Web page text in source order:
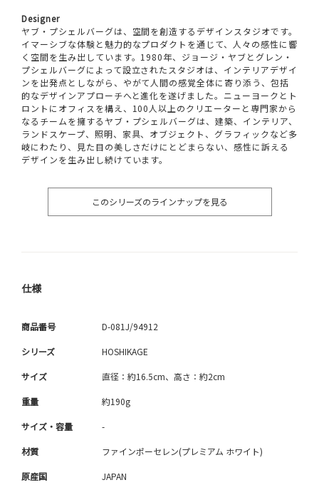
Designer
ヤブ・プシェルバーグは、空間を創造するデザインスタジオです。
イマーシブな体験と魅力的なプロダクトを通じて、人々の感性に響
く空間を生み出しています。1980年、ジョージ・ヤブとグレン・
プシェルバーグによって設立されたスタジオは、インテリアデザイ
ンを出発点としながら、やがて人間の感覚全体に寄り添う、包括
的なデザインアプローチへと進化を遂げました。ニューヨークとト
ロントにオフィスを構え、100人以上のクリエーターと専門家から
なるチームを擁するヤブ・プシェルバーグは、建築、インテリア、
ランドスケープ、照明、家具、オブジェクト、グラフィックなど多
岐にわたり、見た目の美しさだけにとどまらない、感性に訴える
デザインを生み出し続けています。
このシリーズのラインナップを見る
仕様
商品番号 D-081J/94912
シリーズ HOSHIKAGE
サイズ 直径：約16.5cm、高さ：約2cm
重量 約190g
サイズ・容量 -
材質 ファインポーセレン(プレミアム ホワイト)
原産国 JAPAN